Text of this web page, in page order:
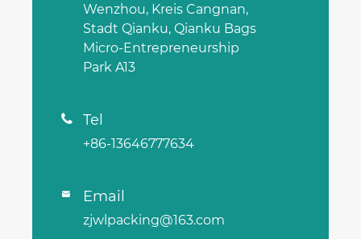
Wenzhou, Kreis Cangnan,
Stadt Qianku, Qianku Bags
Micro-Entrepreneurship
Park A13
 Tel
+86-13646777634
 Email
zjwlpacking@163.com